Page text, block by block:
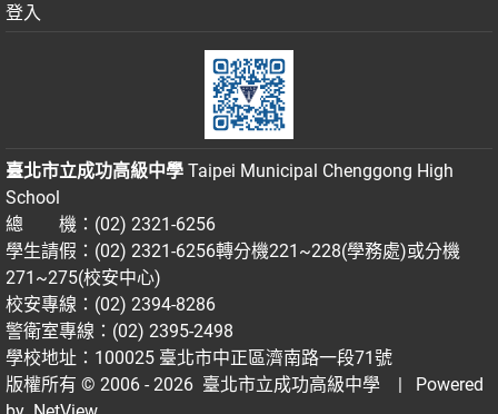
登入
臺北市立成功高級中學 Taipei Municipal Chenggong High
School
總 機：(02) 2321-6256
學生請假：(02) 2321-6256轉分機221~228(學務處)或分機
271~275(校安中心)
校安專線：(02) 2394-8286
警衛室專線：(02) 2395-2498
學校地址：100025 臺北市中正區濟南路一段71號
版權所有 © 2006 - 2026 臺北市立成功高級中學
| Powered